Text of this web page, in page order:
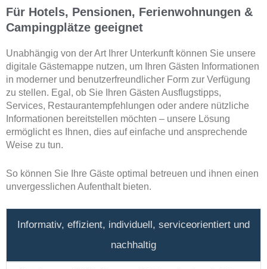
Für Hotels, Pensionen, Ferienwohnungen &
Campingplätze geeignet
Unabhängig von der Art Ihrer Unterkunft können Sie unsere
digitale Gästemappe nutzen, um Ihren Gästen Informationen
in moderner und benutzerfreundlicher Form zur Verfügung
zu stellen. Egal, ob Sie Ihren Gästen Ausflugstipps,
Services, Restaurantempfehlungen oder andere nützliche
Informationen bereitstellen möchten – unsere Lösung
ermöglicht es Ihnen, dies auf einfache und ansprechende
Weise zu tun.
So können Sie Ihre Gäste optimal betreuen und ihnen einen
unvergesslichen Aufenthalt bieten.
Informativ, effizient, individuell, serviceorientiert und
nachhaltig